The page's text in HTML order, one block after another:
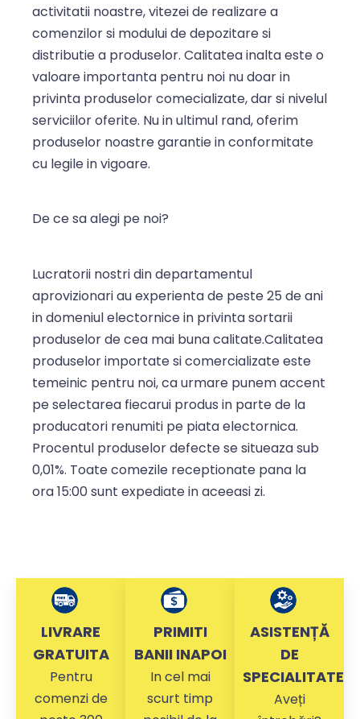
activitatii noastre, vitezei de realizare a
comenzilor si modului de depozitare si
distributie a produselor. Calitatea inalta este o
valoare importanta pentru noi nu doar in
privinta produselor comecializate, dar si nivelul
serviciilor oferite. Nu in ultimul rand, oferim
produselor noastre garantie in conformitate
cu legile in vigoare.
De ce sa alegi pe noi?
Lucratorii nostri din departamentul
aprovizionari au experienta de peste 25 de ani
in domeniul electornice in privinta sortarii
produselor de cea mai buna calitate.Calitatea
produselor importate si comercializate este
temeinic pentru noi, ca urmare punem accent
pe selectarea fiecarui produs in parte de la
producatori renumiti pe piata electornica.
Procentul produselor defecte se situeaza sub
0,01%. Toate comezile receptionate pana la
ora 15:00 sunt expediate in aceeasi zi.
LIVRARE
GRATUITA
Pentru
comenzi de
PRIMITI
BANII INAPOI
In cel mai
scurt timp
ASISTENȚĂ
DE
SPECIALITATE
Aveți